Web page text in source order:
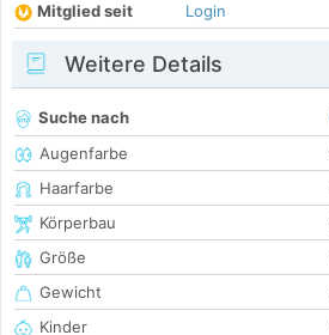
Mitglied seit
Login
Weitere Details
Suche nach
Augenfarbe
Haarfarbe
Körperbau
Größe
Gewicht
Kinder